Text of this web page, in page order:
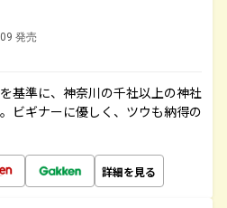
発売
基準に、神奈川の千社以上の神社
ビギナーに優しく、ツウも納得の
詳細を見る